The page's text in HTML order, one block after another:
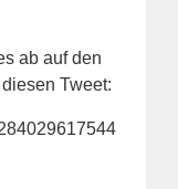
ab auf den
Tweet: